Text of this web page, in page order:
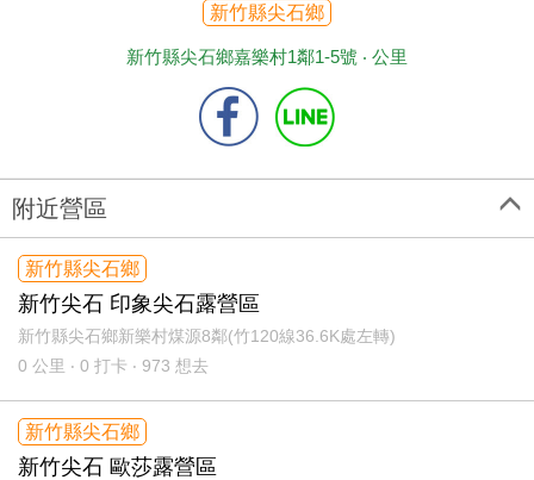
新竹縣尖石鄉
新竹縣尖石鄉嘉樂村1鄰1-5號 ‧ 公里
附近營區
新竹縣尖石鄉
新竹尖石 印象尖石露營區
新竹縣尖石鄉新樂村煤源8鄰(竹120線36.6K處左轉)
0 公里 ‧ 0 打卡 ‧ 973 想去
新竹縣尖石鄉
新竹尖石 歐莎露營區